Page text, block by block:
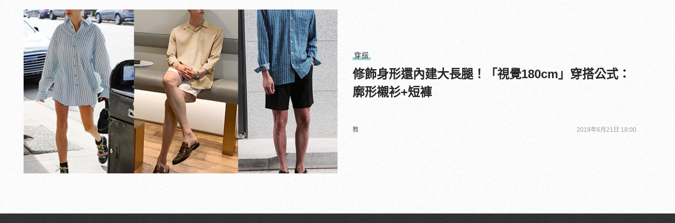
穿搭
修飾身形還內建大長腿！「視覺180cm」穿搭公式：
廓形襯衫+短褲
教 2019年6月21日 18:00